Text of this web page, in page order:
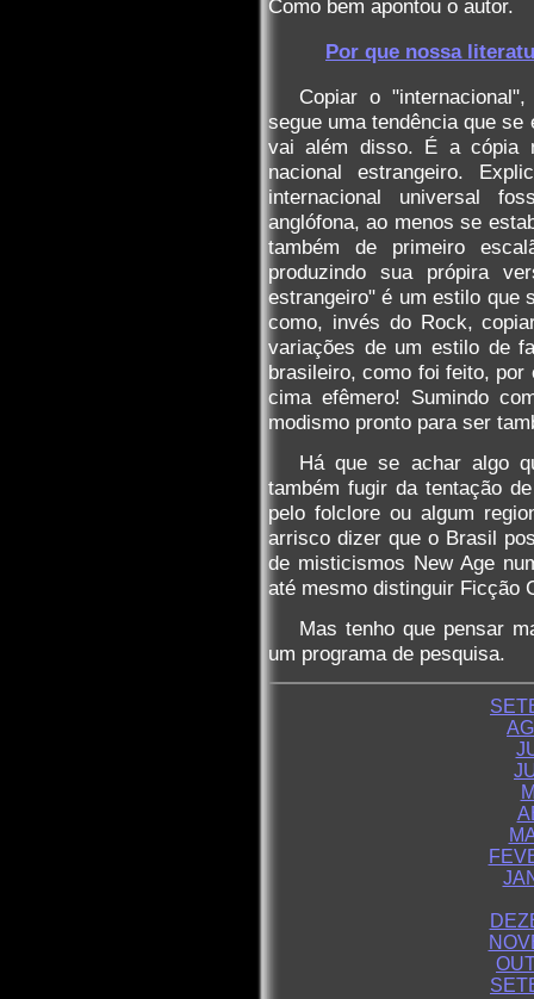
Como bem apontou o autor.
Por que nossa
Copiar o
segue uma tendência que
vai além disso. É a cópia
nacional estrangeiro.
internacional universal
anglófona, ao menos se
também de primeiro
produzindo sua própira
estrangeiro" é um estilo que
como, invés do Rock,
variações de um estilo de
brasileiro, como foi feito, por
cima efêmero! Sumindo
modismo pronto para ser
Há que se achar algo
também fugir da tentação
pelo folclore ou algum
arrisco dizer que o Brasil
de misticismos New Age
até mesmo distinguir Ficção
Mas tenho que pensar
um programa de pesquisa.